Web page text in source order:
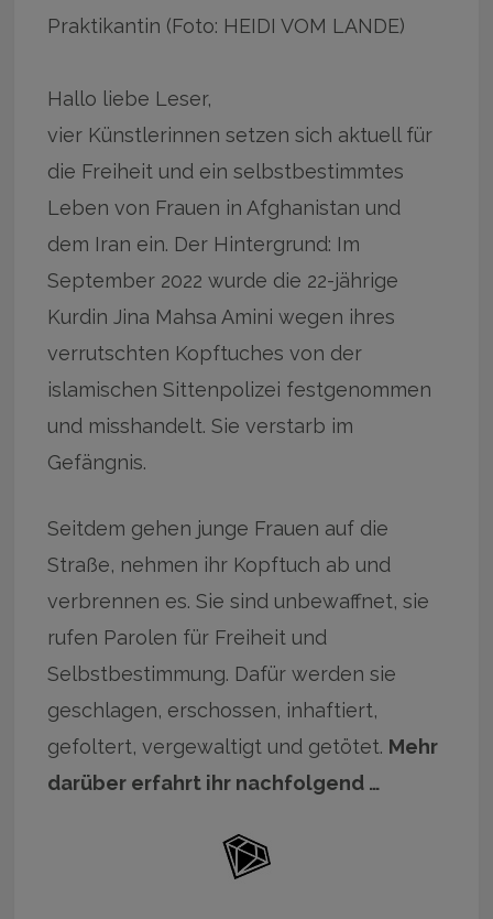
Praktikantin (Foto: HEIDI VOM LANDE)
Hallo liebe Leser,
vier Künstlerinnen setzen sich aktuell für
die Freiheit und ein selbstbestimmtes
Leben von Frauen in Afghanistan und
dem Iran ein. Der Hintergrund: Im
September 2022 wurde die 22-jährige
Kurdin Jina Mahsa Amini wegen ihres
verrutschten Kopftuches von der
islamischen Sittenpolizei festgenommen
und misshandelt. Sie verstarb im
Gefängnis.
Seitdem gehen junge Frauen auf die
Straße, nehmen ihr Kopftuch ab und
verbrennen es. Sie sind unbewaffnet, sie
rufen Parolen für Freiheit und
Selbstbestimmung. Dafür werden sie
geschlagen, erschossen, inhaftiert,
gefoltert, vergewaltigt und getötet. Mehr
darüber erfahrt ihr nachfolgend …